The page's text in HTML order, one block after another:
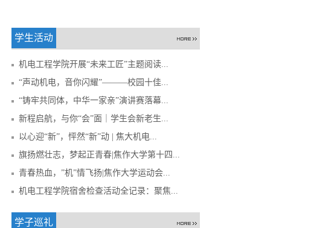
学生活动
机电工程学院开展“未来工匠”主题阅读...
“声动机电，音你闪耀”———校园十佳...
“铸牢共同体，中华一家亲”演讲赛落幕...
新程启航，与你“会”面｜学生会新老生...
以心迎“新”，怦然“新”动 | 焦大机电...
旗扬燃壮志，梦起正青春|焦作大学第十四...
青春热血，”机”情飞扬|焦作大学运动会...
机电工程学院宿舍检查活动全记录：聚焦...
学子巡礼